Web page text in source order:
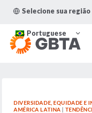
para
Conteúdo
Selecione sua região
Portuguese
MENU
DIVERSIDADE, EQUIDADE E
AMÉRICA LATINA |